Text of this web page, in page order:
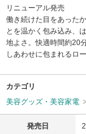
リニューアル発売
働き続けた目をあった
とを温かく包み込み、
地よさ。快適時間約20
しあわせに包まれるロ
カテゴリ
美容グッズ・美容家電
発売日